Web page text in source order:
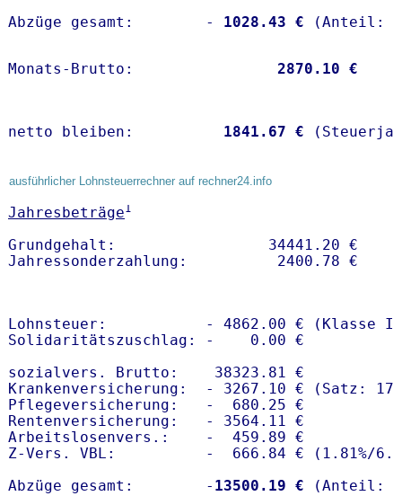
Abzüge gesamt:        -
1028.43 €
Monats-Brutto: 2870.10 €
netto bleiben: 1841.67 €
ausführlicher Lohnsteuerrechner auf rechner24.info
Jahresbeträge1
Grundgehalt:                 34441.20 €
Lohnsteuer:           - 4862.00 € (Klasse I)
Solidaritätszuschlag: -    0.00 €
sozialvers. Brutto:    38323.81 €
Krankenversicherung:  - 3267.10 € (Satz:
Pflegeversicherung:   -  680.25 €
Rentenversicherung:   - 3564.11 €
Arbeitslosenvers.:    -  459.89 €
Z-Vers. VBL:          -  666.84 € ( 1.81%/
Abzüge gesamt:        - 13500.19 €